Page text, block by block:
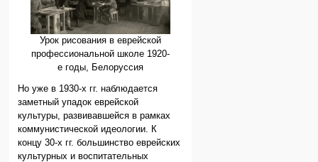
Урок рисования в еврейской
профессиональной школе 1920-
е годы, Белоруссия
Но уже в 1930-х гг. наблюдается
заметный упадок еврейской
культуры, развивавшейся в рамках
коммунистической идеологии. К
концу 30-х гг. большинство еврейских
культурных и воспитательных